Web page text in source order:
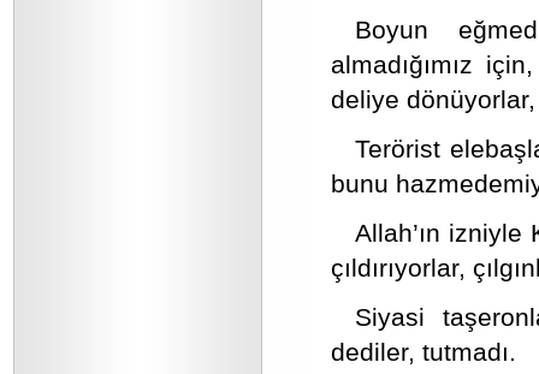
Boyun
almadığımız
deliye dönüyorlar,
Terörist
bunu
Allah’ın izniyle
çıldırıyorlar,
Siyasi
dediler, tutmadı.